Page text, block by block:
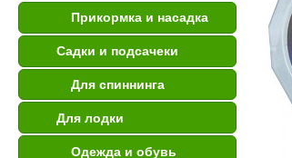
Прикормка и насадка
Садки и подсачеки
Для спиннинга
Для лодки
Одежда и обувь